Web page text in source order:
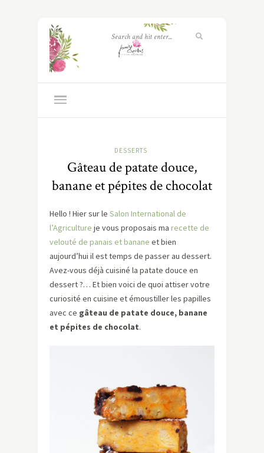
DESSERTS
Gâteau de patate douce,
banane et pépites de chocolat
Hello ! Hier sur le Salon International de
l’Agriculture je vous proposais ma recette de
velouté de panais et banane et bien
aujourd’hui il est temps de passer au dessert.
Avez-vous déjà cuisiné la patate douce en
dessert ?… Et bien voici de quoi attiser votre
curiosité en cuisine et émoustiller les papilles
avec ce gâteau de patate douce, banane
et pépites de chocolat.